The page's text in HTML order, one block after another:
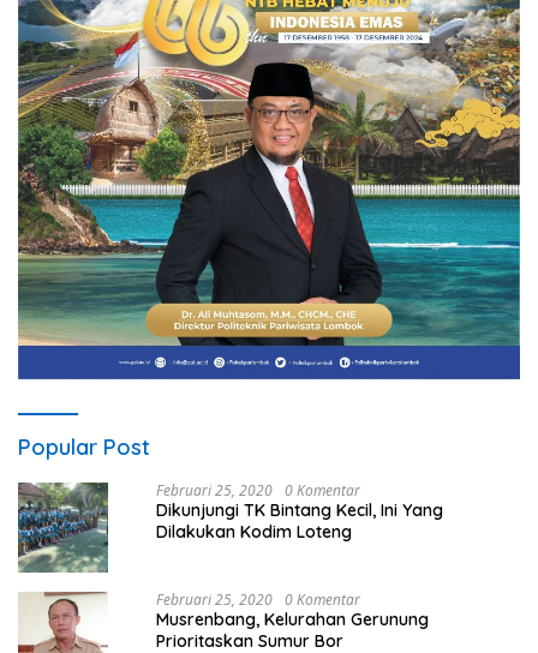
Popular Post
Februari 25, 2020 0 Komentar
Dikunjungi TK Bintang Kecil, Ini Yang
Dilakukan Kodim Loteng
Februari 25, 2020 0 Komentar
Musrenbang, Kelurahan Gerunung
Prioritaskan Sumur Bor